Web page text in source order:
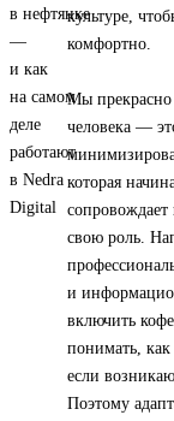
культуре,
комфортно.
Мы прекрасно
человека —
которая
сопровождает
свою роль.
и
включить
понимать,
если
Поэтому